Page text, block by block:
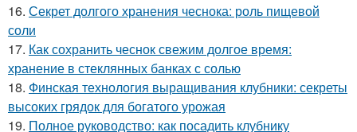
16. Секрет долгого хранения чеснока: роль пищевой
соли
17. Как сохранить чеснок свежим долгое время:
хранение в стеклянных банках с солью
18. Финская технология выращивания клубники: секреты
высоких грядок для богатого урожая
19. Полное руководство: как посадить клубнику